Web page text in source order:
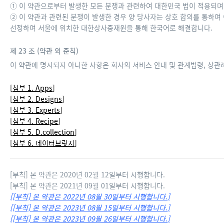
① 이 약관으로부터 발생한 모든 분쟁과 관련하여 대한민국 법이 적용되
② 이 약관과 관련된 분쟁이 발생한 경우 양 당사자는 상호 합의를 통하
선정하여 서울에 위치한 대한상사중재원을 통해 한국어로 해결합니다.
제 23 조 (약관 외 준칙)
이 약관에 명시되지 아니한 사항은 회사의 서비스 안내 및 관계법령, 상관
첨부 1. Apps
첨부 2. Designs
첨부 3. Experts
첨부 4. Recipe
첨부 5. D.collection
첨부 6. 데이터브릿지
[부칙] 본 약관은 2020년 02월 12일부터 시행합니다.
[부칙] 본 약관은 2021년 09월 01일부터 시행합니다.
[부칙] 본 약관은 2022년 08월 30일부터 시행합니다.
[부칙] 본 약관은 2023년 08월 15일부터 시행합니다.
[부칙] 본 약관은 2023년 09월 26일부터 시행합니다.